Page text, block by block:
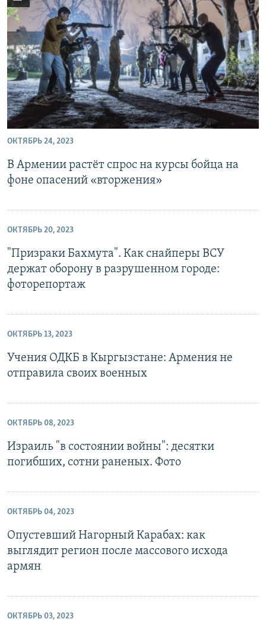
ОКТЯБРЬ 24, 2023
В Армении растёт спрос на курсы бойца на
фоне опасений «вторжения»
ОКТЯБРЬ 20, 2023
"Призраки Бахмута". Как снайперы ВСУ
держат оборону в разрушенном городе:
фоторепортаж
ОКТЯБРЬ 13, 2023
Учения ОДКБ в Кыргызстане: Армения не
отправила своих военных
ОКТЯБРЬ 08, 2023
Израиль "в состоянии войны": десятки
погибших, сотни раненых. Фото
ОКТЯБРЬ 04, 2023
Опустевший Нагорный Карабах: как
выглядит регион после массового исхода
армян
ОКТЯБРЬ 03, 2023